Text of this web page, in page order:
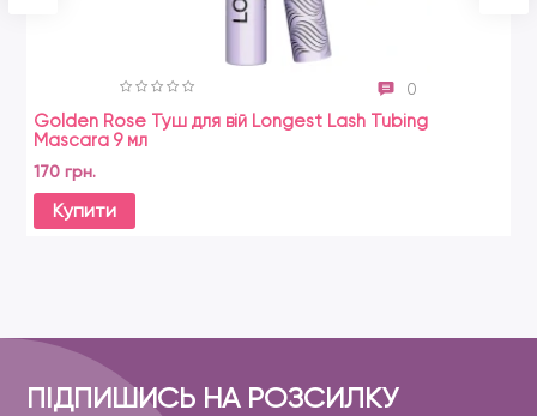
0
Golden Rose Туш для вій Longest Lash Tubing
Mascara 9 мл
170 грн.
Купити
ПІДПИШИСЬ НА РОЗСИЛКУ